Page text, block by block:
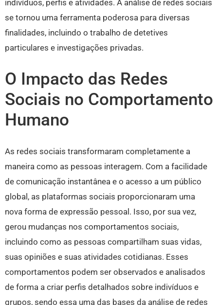
indivíduos, perfis e atividades. A análise de redes sociais
se tornou uma ferramenta poderosa para diversas
finalidades, incluindo o trabalho de detetives
particulares e investigações privadas.
O Impacto das Redes
Sociais no Comportamento
Humano
As redes sociais transformaram completamente a
maneira como as pessoas interagem. Com a facilidade
de comunicação instantânea e o acesso a um público
global, as plataformas sociais proporcionaram uma
nova forma de expressão pessoal. Isso, por sua vez,
gerou mudanças nos comportamentos sociais,
incluindo como as pessoas compartilham suas vidas,
suas opiniões e suas atividades cotidianas. Esses
comportamentos podem ser observados e analisados
de forma a criar perfis detalhados sobre indivíduos e
grupos, sendo essa uma das bases da análise de redes